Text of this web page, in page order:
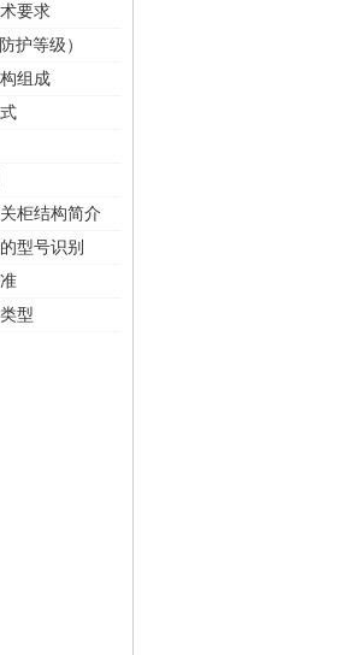
要求
护等级）
组成
柜结构简介
型号识别
型